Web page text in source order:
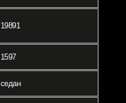
19891
1597
седан